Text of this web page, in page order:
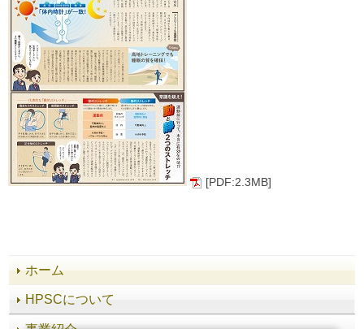
ホーム
HPSCについて
[PDF:2.3MB]